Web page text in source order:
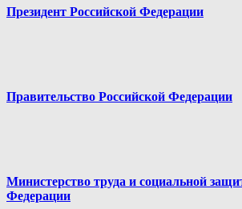
Президент Российской Федерации
Правительство Российской Федерации
Министерство труда и социальной
Федерации